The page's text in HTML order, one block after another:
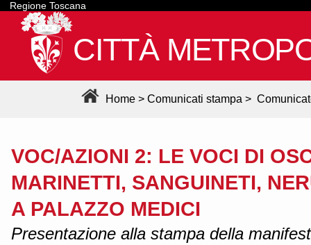
Regione Toscana
CITTÀ
Home > Comunicati stampa >
VOC/AZIONI 2: LE VOCI DI
MARINETTI, SANGUINETI,
A PALAZZO MEDICI
Presentazione alla stampa della